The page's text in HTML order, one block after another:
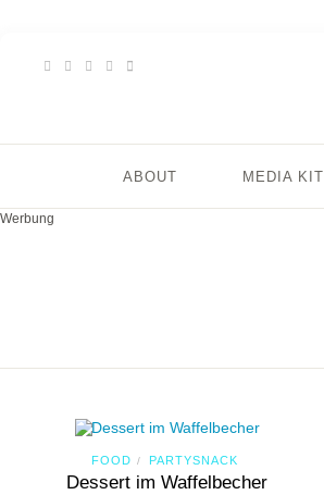
ABOUT MEDIA KIT
Werbung
FOOD / PARTYSNACK
Dessert im Waffelbecher